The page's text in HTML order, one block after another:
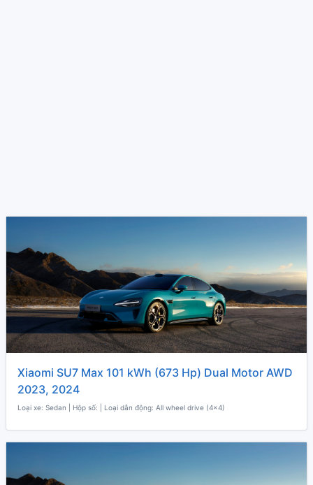
Xiaomi SU7 Max 101 kWh (673 Hp) Dual Motor AWD
2023, 2024
Loại xe: Sedan | Hộp số: | Loại dẫn động: All wheel drive (4x4)